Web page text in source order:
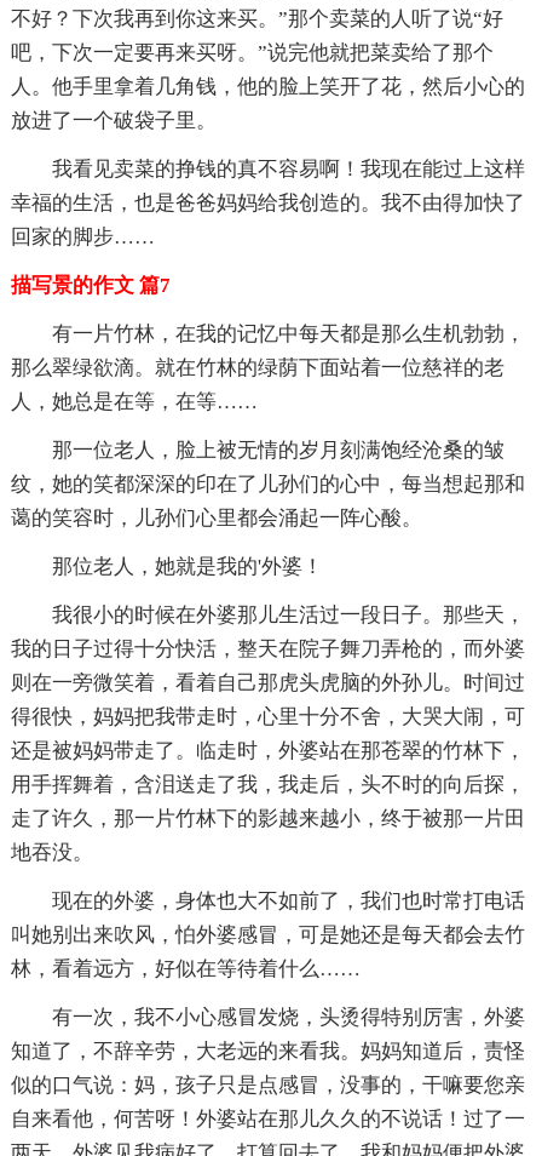
不好？下次我再到你这来买。”那个卖菜的人听了说“好
吧，下次一定要再来买呀。”说完他就把菜卖给了那个
人。他手里拿着几角钱，他的脸上笑开了花，然后小心的
放进了一个破袋子里。
我看见卖菜的挣钱的真不容易啊！我现在能过上这样
幸福的生活，也是爸爸妈妈给我创造的。我不由得加快了
回家的脚步……
描写景的作文 篇7
有一片竹林，在我的记忆中每天都是那么生机勃勃，
那么翠绿欲滴。就在竹林的绿荫下面站着一位慈祥的老
人，她总是在等，在等……
那一位老人，脸上被无情的岁月刻满饱经沧桑的皱
纹，她的笑都深深的印在了儿孙们的心中，每当想起那和
蔼的笑容时，儿孙们心里都会涌起一阵心酸。
那位老人，她就是我的'外婆！
我很小的时候在外婆那儿生活过一段日子。那些天，
我的日子过得十分快活，整天在院子舞刀弄枪的，而外婆
则在一旁微笑着，看着自己那虎头虎脑的外孙儿。时间过
得很快，妈妈把我带走时，心里十分不舍，大哭大闹，可
还是被妈妈带走了。临走时，外婆站在那苍翠的竹林下，
用手挥舞着，含泪送走了我，我走后，头不时的向后探，
走了许久，那一片竹林下的影越来越小，终于被那一片田
地吞没。
现在的外婆，身体也大不如前了，我们也时常打电话
叫她别出来吹风，怕外婆感冒，可是她还是每天都会去竹
林，看着远方，好似在等待着什么……
有一次，我不小心感冒发烧，头烫得特别厉害，外婆
知道了，不辞辛劳，大老远的来看我。妈妈知道后，责怪
似的口气说：妈，孩子只是点感冒，没事的，干嘛要您亲
自来看他，何苦呀！外婆站在那儿久久的不说话！过了一